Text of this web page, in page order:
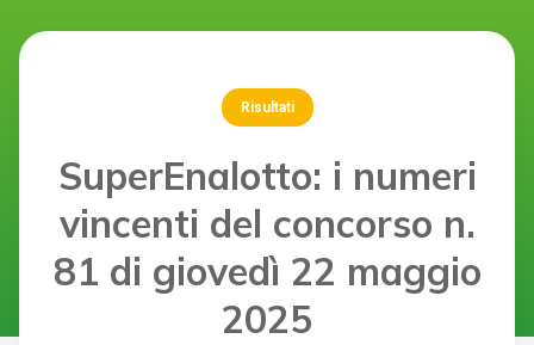
Risultati
SuperEnalotto: i numeri
vincenti del concorso n.
81 di giovedì 22 maggio
2025